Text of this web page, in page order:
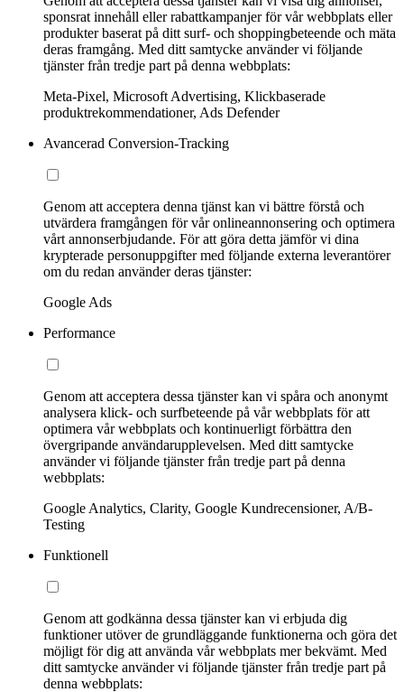
sponsrat innehåll eller rabattkampanjer för vår webbplats eller
produkter baserat på ditt surf- och shoppingbeteende och mäta
deras framgång. Med ditt samtycke använder vi följande
tjänster från tredje part på denna webbplats:
Meta-Pixel, Microsoft Advertising, Klickbaserade
produktrekommendationer, Ads Defender
Avancerad Conversion-Tracking
Genom att acceptera denna tjänst kan vi bättre förstå och
utvärdera framgången för vår onlineannonsering och optimera
vårt annonserbjudande. För att göra detta jämför vi dina
krypterade personuppgifter med följande externa leverantörer
om du redan använder deras tjänster:
Google Ads
Performance
Genom att acceptera dessa tjänster kan vi spåra och anonymt
analysera klick- och surfbeteende på vår webbplats för att
optimera vår webbplats och kontinuerligt förbättra den
övergripande användarupplevelsen. Med ditt samtycke
använder vi följande tjänster från tredje part på denna
webbplats:
Google Analytics, Clarity, Google Kundrecensioner, A/B-
Testing
Funktionell
Genom att godkänna dessa tjänster kan vi erbjuda dig
funktioner utöver de grundläggande funktionerna och göra det
möjligt för dig att använda vår webbplats mer bekvämt. Med
ditt samtycke använder vi följande tjänster från tredje part på
denna webbplats: